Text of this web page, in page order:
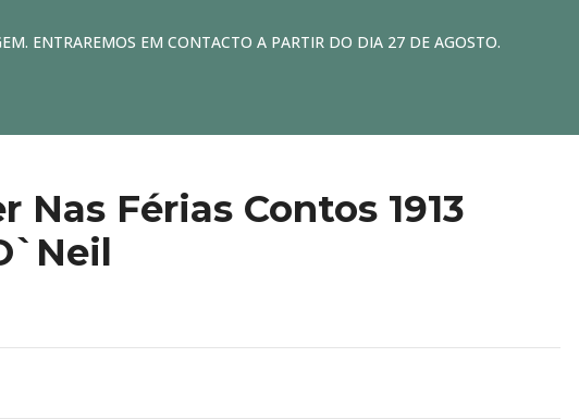
ENTRAREMOS EM CONTACTO A PARTIR DO DIA 27 DE AGOSTO.
Nas Férias Contos 1913